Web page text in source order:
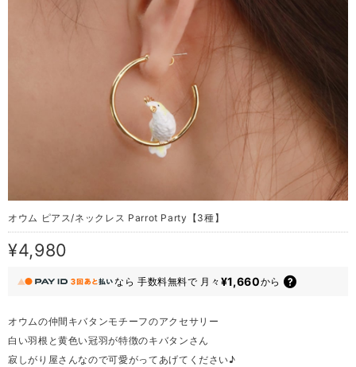
オウム ピアス/ネックレス Parrot Party【3種】
¥4,980
なら 手数料無料で 月々 ¥1,660から
オウムの仲間キバタンモチーフのアクセサリー
白い羽根と黄色い冠羽が特徴のキバタンさん
寂しがり屋さんなので可愛がってあげてください♪